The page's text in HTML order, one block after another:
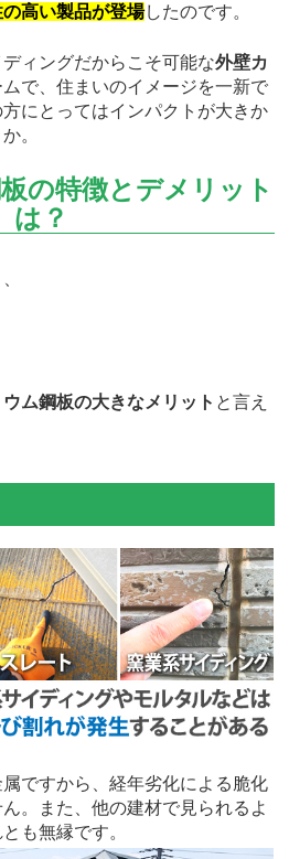
高い製品が登場したのです。
ィングだからこそ可能な外壁カ
で、住まいのイメージを一新で
にとってはインパクトが大きか
。
の特徴とデメリット
は？
ム鋼板の大きなメリット と言え
ですから、経年劣化による脆化
。また、他の建材で見られるよ
も無縁です。